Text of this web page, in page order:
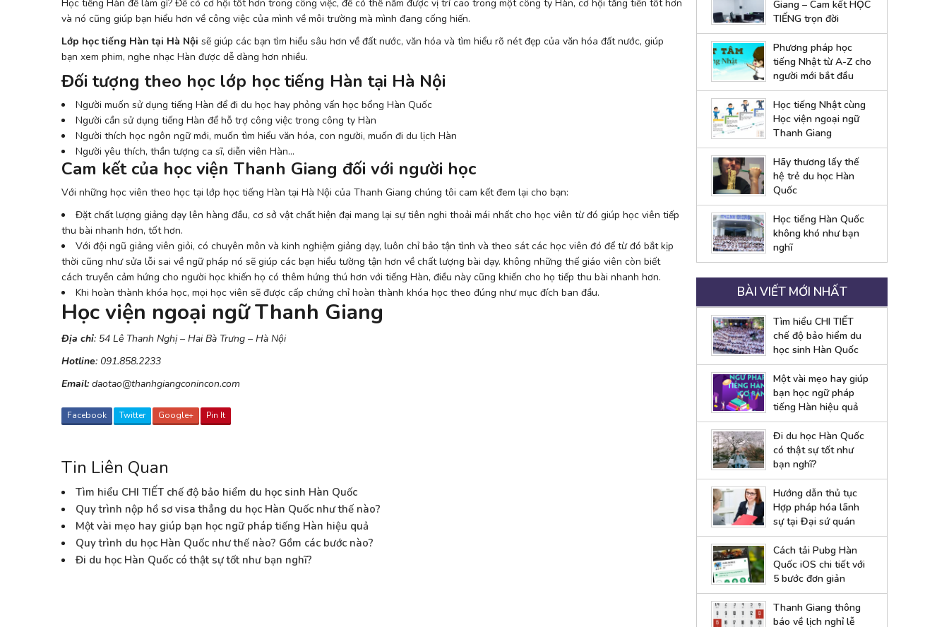
Học tiếng Hàn để làm gì? Để có cơ hội tốt hơn trong công việc, để có thể nắm được vị trí cao trong một công ty Hàn, cơ hội tăng tiến tốt hơn
và nó cũng giúp bạn hiểu hơn về công việc của mình về môi trường mà mình đang cống hiến.
Lớp học tiếng Hàn tại Hà Nội sẽ giúp các bạn tìm hiểu sâu hơn về đất nước, văn hóa và tìm hiểu rõ nét đẹp của văn hóa đất nước, giúp
bạn xem phim, nghe nhạc Hàn được dễ dàng hơn nhiều.
Đối tượng theo học lớp học tiếng Hàn tại Hà Nội
Người muốn sử dụng tiếng Hàn để đi du học hay phỏng vấn học bổng Hàn Quốc
Người cần sử dụng tiếng Hàn để hỗ trợ công việc trong công ty Hàn
Người thích học ngôn ngữ mới, muốn tìm hiểu văn hóa, con người, muốn đi du lịch Hàn
Người yêu thích, thần tượng ca sĩ, diễn viên Hàn…
Cam kết của học viện Thanh Giang đối với người học
Với những học viên theo học tại lớp học tiếng Hàn tại Hà Nội của Thanh Giang chúng tôi cam kết đem lại cho bạn:
Đặt chất lượng giảng dạy lên hàng đầu, cơ sở vật chất hiện đại mang lại sự tiên nghi thoải mái nhất cho học viên từ đó giúp học viên tiếp
thu bài nhanh hơn, tốt hơn.
Với đội ngũ giảng viên giỏi, có chuyên môn và kinh nghiệm giảng dạy, luôn chỉ bảo tận tình và theo sát các học viên đó để từ đó bắt kịp
thời cũng như sửa lỗi sai về ngữ pháp nó sẽ giúp các bạn hiểu tường tận hơn về chất lượng bài dạy. không những thế giáo viên còn biết
cách truyền cảm hứng cho người học khiến họ có thêm hứng thú hơn với tiếng Hàn, điều này cũng khiến cho họ tiếp thu bài nhanh hơn.
Khi hoàn thành khóa học, mọi học viên sẽ được cấp chứng chỉ hoàn thành khóa học theo đúng như mục đích ban đầu.
Học viện ngoại ngữ Thanh Giang
Địa chỉ: 54 Lê Thanh Nghị – Hai Bà Trưng – Hà Nội
Hotline: 091.858.2233
Email: daotao@thanhgiangconincon.com
Facebook Twitter Google+ Pin It
Tin Liên Quan
Tìm hiểu CHI TIẾT chế độ bảo hiểm du học sinh Hàn Quốc
Quy trình nộp hồ sơ visa thẳng du học Hàn Quốc như thế nào?
Một vài mẹo hay giúp bạn học ngữ pháp tiếng Hàn hiệu quả
Quy trình du học Hàn Quốc như thế nào? Gồm các bước nào?
Đi du học Hàn Quốc có thật sự tốt như bạn nghĩ?
Giang – Cam kết HỌC
TIẾNG trọn đời
Phương pháp học
tiếng Nhật từ A-Z cho
người mới bắt đầu
Học tiếng Nhật cùng
Học viện ngoại ngữ
Thanh Giang
Hãy thương lấy thế
hệ trẻ du học Hàn
Quốc
Học tiếng Hàn Quốc
không khó như bạn
nghĩ
BÀI VIẾT MỚI NHẤT
Tìm hiểu CHI TIẾT
chế độ bảo hiểm du
học sinh Hàn Quốc
Một vài mẹo hay giúp
bạn học ngữ pháp
tiếng Hàn hiệu quả
Đi du học Hàn Quốc
có thật sự tốt như
bạn nghĩ?
Hướng dẫn thủ tục
Hợp pháp hóa lãnh
sự tại Đại sứ quán
Hàn Quốc
Cách tải Pubg Hàn
Quốc iOS chi tiết với
5 bước đơn giản
Thanh Giang thông
báo về lịch nghỉ lễ